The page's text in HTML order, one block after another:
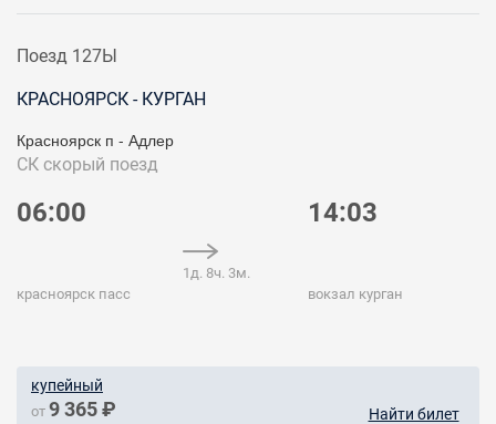
Поезд 127Ы
КРАСНОЯРСК - КУРГАН
Красноярск п - Адлер
СК скорый поезд
06:00
красноярск пасс
1д. 8ч. 3м.
14:03
вокзал курган
купейный
от 9 365 ₽ Найти билет